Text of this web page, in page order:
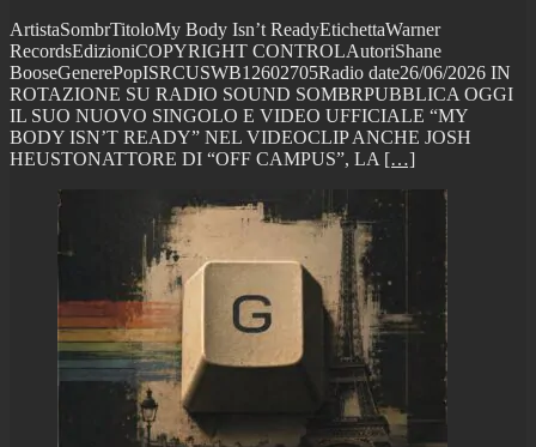
ArtistaSombrTitoloMy Body Isn’t ReadyEtichettaWarner
RecordsEdizioniCOPYRIGHT CONTROLAutoriShane
BooseGenerePopISRCUSWB12602705Radio date26/06/2026 IN
ROTAZIONE SU RADIO SOUND SOMBRPUBBLICA OGGI
IL SUO NUOVO SINGOLO E VIDEO UFFICIALE “MY
BODY ISN’T READY” NEL VIDEOCLIP ANCHE JOSH
HEUSTONATTORE DI “OFF CAMPUS”, LA […]